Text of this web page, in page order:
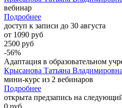
вебинар
Подробнее
доступ к записи до 30 августа
от 1090 руб
2500 руб
-56%
Адаптация в образовательном
Крысанова Татьяна Владимировна
мини-курс из 2 вебинаров
Подробнее
открыта предзапись на
0 руб